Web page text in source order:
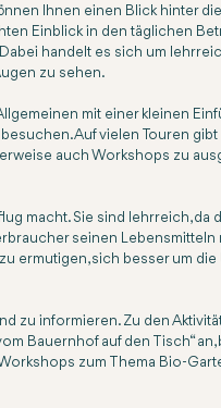
Ihnen einen Blick hinter
Einblick in den täglichen
handelt es sich um
zu sehen.
mit einer kleinen
Auf vielen Touren
auch Workshops zu
macht. Sie sind lehrreich, da
seinen Lebensmitteln
ermutigen, sich besser um
zu informieren. Zu den
Bauernhof auf den Tisch“
zum Thema Bio-